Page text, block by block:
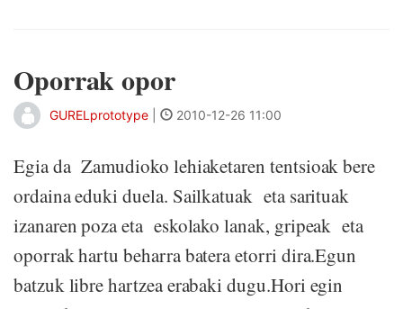
Oporrak opor
GURELprototype 2010-12-26 11:00
Egia da Zamudioko lehiaketaren tentsioak bere
ordaina eduki duela. Sailkatuak eta sarituak
izanaren poza eta eskolako lanak, gripeak eta
oporrak hartu beharra batera etorri dira.Egun
batzuk libre hartzea erabaki dugu.Hori egin